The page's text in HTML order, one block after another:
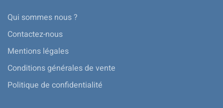
Qui sommes nous ?
Contactez-nous
Mentions légales
Conditions générales de vente
Politique de confidentialité